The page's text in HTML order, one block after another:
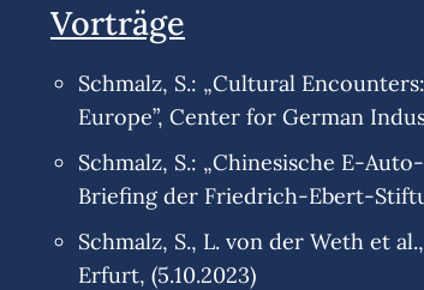
Vorträge
Schmalz, S.: „Cultural
Europe”, Center for German
Schmalz, S.: „Chinesische E-
Briefing der Friedrich-Ebert-
Schmalz, S., L. von der Weth et
Erfurt, (5.10.2023)